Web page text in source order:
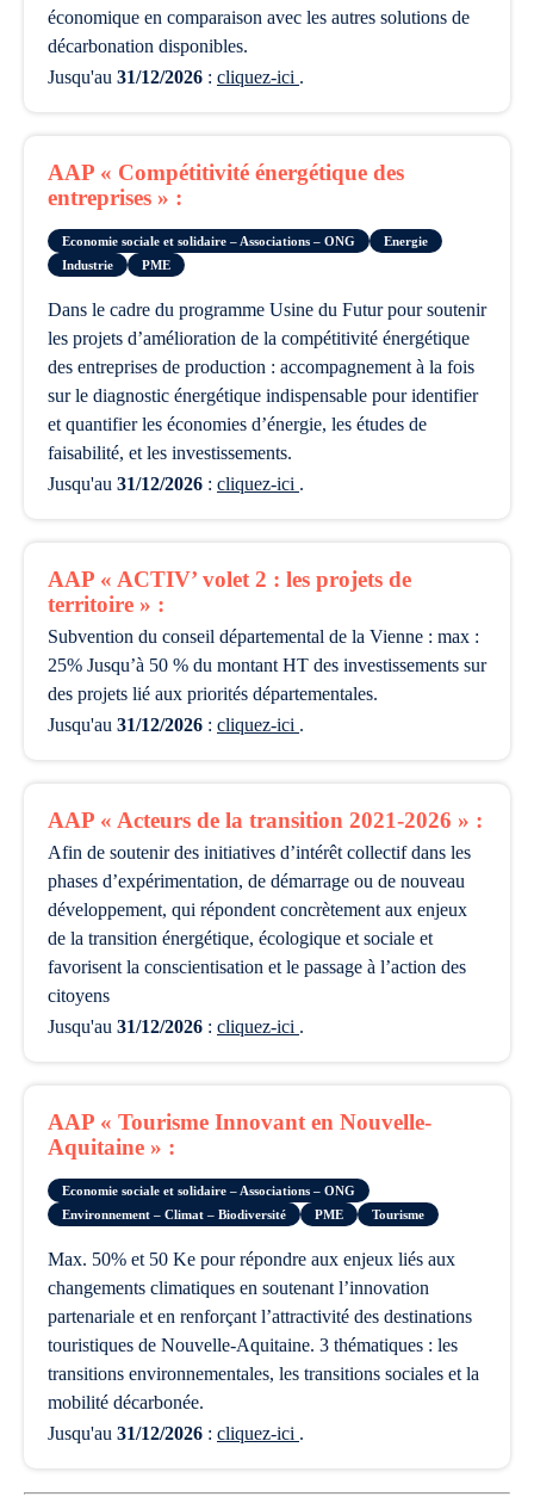
économique en comparaison avec les autres solutions de
décarbonation disponibles.
Jusqu'au 31/12/2026 : cliquez-ici .
AAP « Compétitivité énergétique des
entreprises » :
Economie sociale et solidaire – Associations – ONG
Energie
Industrie
PME
dans le cadre du programme Usine du Futur pour soutenir
les projets d’amélioration de la compétitivité énergétique
des entreprises de production : accompagnement à la fois
sur le diagnostic énergétique indispensable pour identifier
et quantifier les économies d’énergie, les études de
faisabilité, et les investissements.
Jusqu'au 31/12/2026 : cliquez-ici .
AAP « ACTIV’ volet 2 : les projets de
territoire » :
subvention du conseil départemental de la Vienne : max :
25% Jusqu’à 50 % du montant HT des investissements sur
des projets lié aux priorités départementales.
Jusqu'au 31/12/2026 : cliquez-ici .
AAP « Acteurs de la transition 2021-2026 » :
afin de soutenir des initiatives d’intérêt collectif dans les
phases d’expérimentation, de démarrage ou de nouveau
développement, qui répondent concrètement aux enjeux
de la transition énergétique, écologique et sociale et
favorisent la conscientisation et le passage à l’action des
citoyens
Jusqu'au 31/12/2026 : cliquez-ici .
AAP « Tourisme Innovant en Nouvelle-
Aquitaine » :
Economie sociale et solidaire – Associations – ONG
Environnement – Climat – Biodiversité
PME Tourisme
max. 50% et 50 Ke pour répondre aux enjeux liés aux
changements climatiques en soutenant l’innovation
partenariale et en renforçant l’attractivité des destinations
touristiques de Nouvelle-Aquitaine. 3 thématiques : les
transitions environnementales, les transitions sociales et la
mobilité décarbonée.
Jusqu'au 31/12/2026 : cliquez-ici .